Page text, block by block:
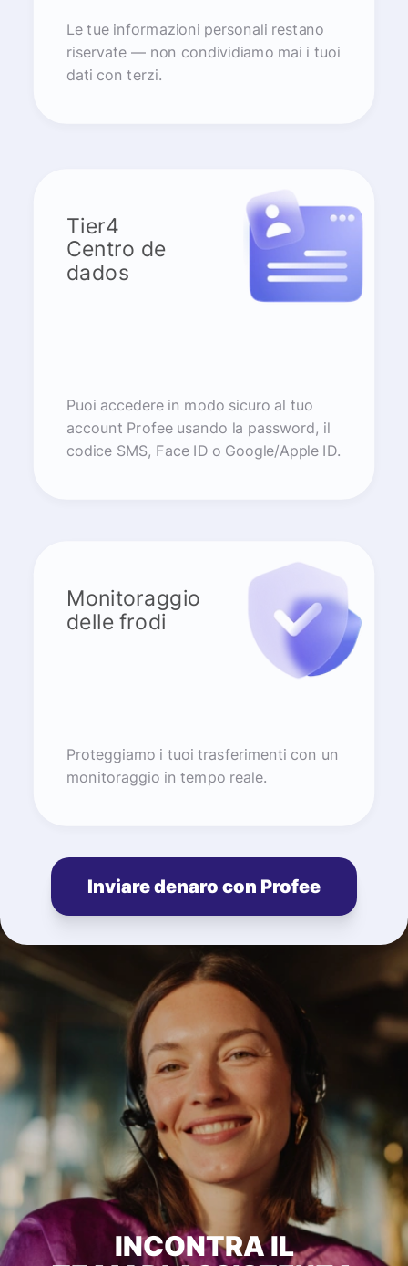
Le tue informazioni personali restano
riservate — non condividiamo mai i tuoi
dati con terzi.
Tier4
Centro de
dados
Puoi accedere in modo sicuro al tuo
account Profee usando la password, il
codice SMS, Face ID o Google/Apple ID.
Monitoraggio
delle frodi
Proteggiamo i tuoi trasferimenti con un
monitoraggio in tempo reale.
Inviare denaro con Profee
INCONTRA IL